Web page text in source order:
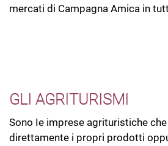
mercati di Campagna Amica in
GLI AGRITURISMI
Sono Ie imprese agrituristiche
direttamente i propri prodotti